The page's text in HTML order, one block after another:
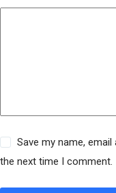
Save my name,
the next time I comment.